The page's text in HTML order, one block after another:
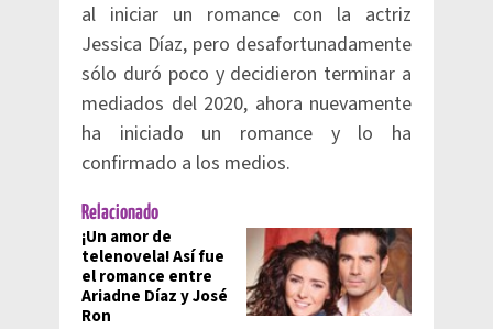
al iniciar un romance con la actriz
Jessica Díaz, pero desafortunadamente
sólo duró poco y decidieron terminar a
mediados del 2020, ahora nuevamente
ha iniciado un romance y lo ha
confirmado a los medios.
Relacionado
¡Un amor de
telenovela! Así fue
el romance entre
Ariadne Díaz y José
Ron